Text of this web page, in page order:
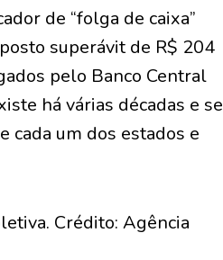
de “folga de caixa”
superávit de R$ 204
pelo Banco Central
há várias décadas e se
cada um dos estados e
Crédito: Agência